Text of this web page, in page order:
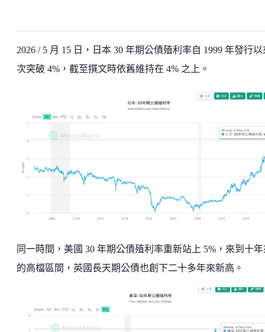
2026 / 5 月 15 日，日本 30 年期公債殖利率自 1999 年發行
次突破 4%，截至撰文時依舊維持在 4% 之上。
同一時間，美國 30 年期公債殖利率重新站上 5%，來到十
的高檔區間，英國長天期公債也創下二十多年來新高。